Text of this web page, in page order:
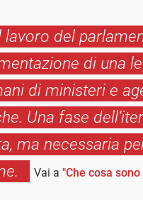
lavoro del
di una
di ministeri e
Una fase
ma necessaria
Vai a "Che cosa